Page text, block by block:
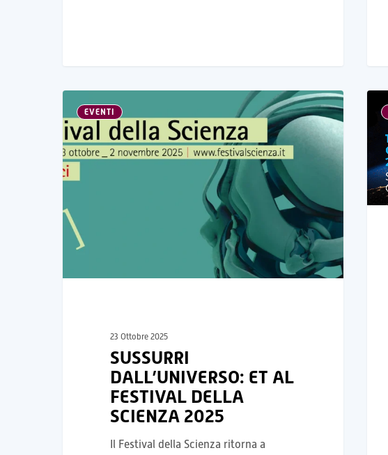
EVENTI
23 Ottobre 2025
SUSSURRI
DALL’UNIVERSO: ET AL
FESTIVAL DELLA
SCIENZA 2025
Il Festival della Scienza ritorna a